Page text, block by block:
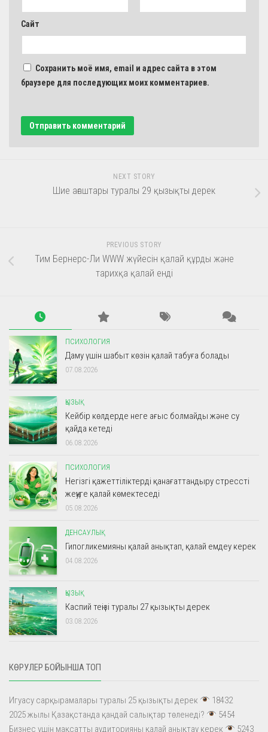
Сайт
Сохранить моё имя, email и адрес сайта в этом
браузере для последующих моих комментариев.
NEXT STORY
Шие ағаштары туралы 29 қызықты дерек
PREVIOUS STORY
Тим Бернерс-Ли WWW жүйесін қалай құрды және
тарихқа қалай енді
ПСИХОЛОГИЯ
Даму үшін шабыт көзін қалай табуға болады
07.08.2026
ҚЫЗЫҚ
Кейбір көлдерде неге ағыс болмайды және су
қайда кетеді
06.08.2026
ПСИХОЛОГИЯ
Негізгі қажеттіліктерді қанағаттандыру стрессті
жеңуге қалай көмектеседі
05.08.2026
ДЕНСАУЛЫҚ
Гипогликемияны қалай анықтап, қалай емдеу керек
04.08.2026
ҚЫЗЫҚ
Каспий теңізі туралы 27 қызықты дерек
03.08.2026
КӨРУЛЕР БОЙЫНША ТОП
Игуасу сарқырамалары туралы 25 қызықты дерек
18432
2025 жылы Қазақстанда қандай салықтар төленеді?
5454
Бизнес үшін мақсатты аудиторияны қалай анықтау керек
5243